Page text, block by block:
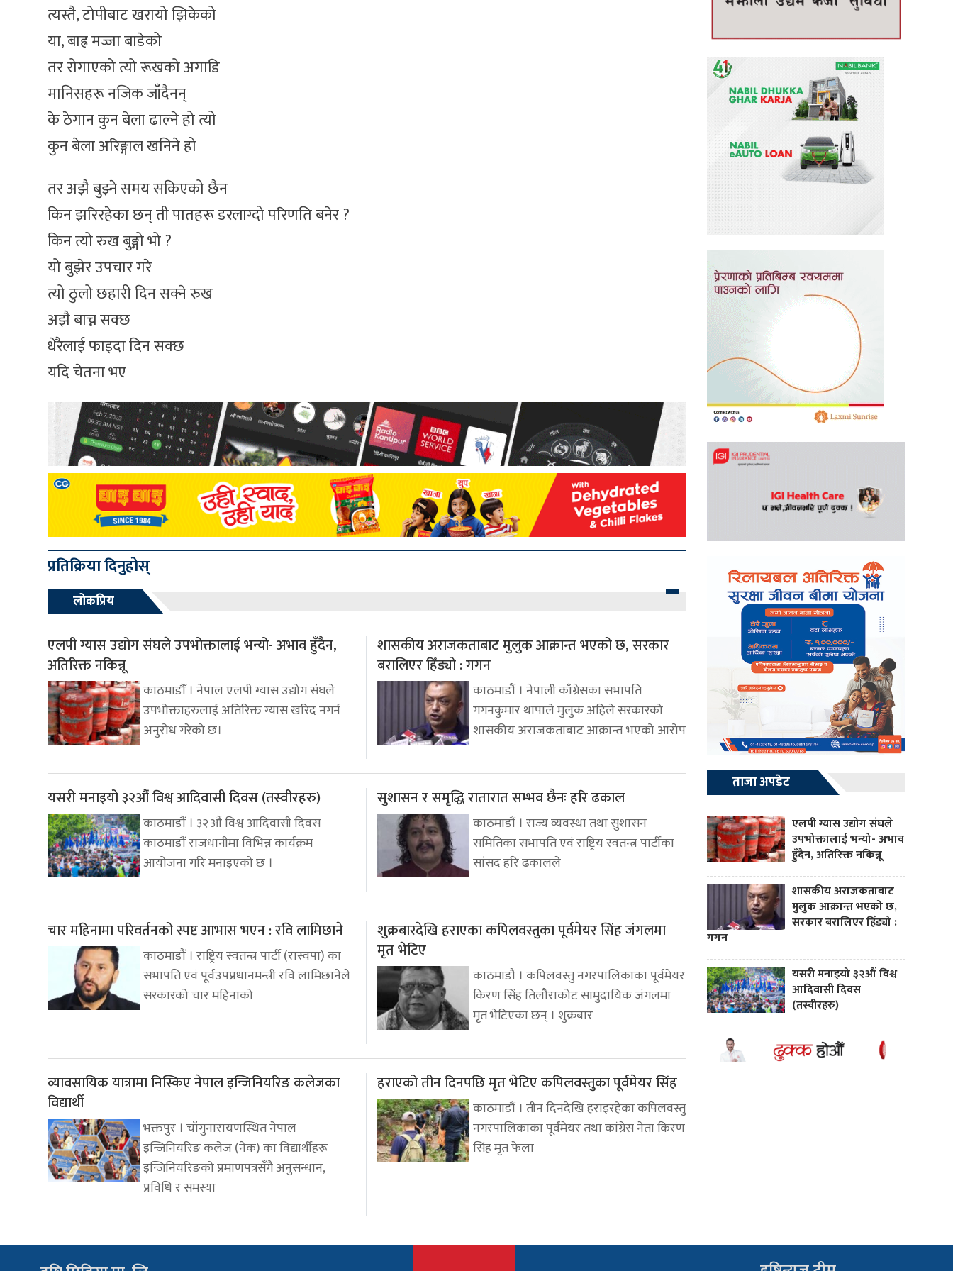
त्यस्तै, टोपीबाट खरायो झिकेको
या, बाह्र मज्जा बाडेको
तर रोगाएको त्यो रूखको अगाडि
मानिसहरू नजिक जाँदैनन्
के ठेगान कुन बेला ढाल्ने हो त्यो
कुन बेला अरिङ्गाल खनिने हो
तर अझै बुझ्ने समय सकिएको छैन
किन झरिरहेका छन् ती पातहरू डरलाग्दो परिणति बनेर ?
किन त्यो रुख बुङ्गो भो ?
यो बुझेर उपचार गरे
त्यो ठुलो छहारी दिन सक्ने रुख
अझै बाच्न सक्छ
धेरैलाई फाइदा दिन सक्छ
यदि चेतना भए
प्रतिक्रिया दिनुहोस्
लोकप्रिय
एलपी ग्यास उद्योग संघले उपभोक्तालाई भन्यो- अभाव हुँदैन,
अतिरिक्त नकिन्नू
काठमाडौँ । नेपाल एलपी ग्यास उद्योग संघले
उपभोक्ताहरुलाई अतिरिक्त ग्यास खरिद नगर्न
अनुरोध गरेको छ।
शासकीय अराजकताबाट मुलुक आक्रान्त भएको छ, सरकार
बरालिएर हिँड्यो : गगन
काठमाडौं । नेपाली काँग्रेसका सभापति
गगनकुमार थापाले मुलुक अहिले सरकारको
शासकीय अराजकताबाट आक्रान्त भएको आरोप
यसरी मनाइयो ३२औं विश्व आदिवासी दिवस (तस्वीरहरु)
काठमाडौं । ३२औं विश्व आदिवासी दिवस
काठमाडौं राजधानीमा विभिन्न कार्यक्रम
आयोजना गरि मनाइएको छ ।
सुशासन र समृद्धि रातारात सम्भव छैनः हरि ढकाल
काठमाडौं । राज्य व्यवस्था तथा सुशासन
समितिका सभापति एवं राष्ट्रिय स्वतन्त्र पार्टीका
सांसद हरि ढकालले
चार महिनामा परिवर्तनको स्पष्ट आभास भएन : रवि लामिछाने
काठमाडौं । राष्ट्रिय स्वतन्त्र पार्टी (रास्वपा) का
सभापति एवं पूर्वउपप्रधानमन्त्री रवि लामिछानेले
सरकारको चार महिनाको
शुक्रबारदेखि हराएका कपिलवस्तुका पूर्वमेयर सिंह जंगलमा
मृत भेटिए
काठमाडौं । कपिलवस्तु नगरपालिकाका पूर्वमेयर
किरण सिंह तिलौराकोट सामुदायिक जंगलमा
मृत भेटिएका छन् । शुक्रबार
व्यावसायिक यात्रामा निस्किए नेपाल इन्जिनियरिङ कलेजका
विद्यार्थी
भक्तपुर । चाँगुनारायणस्थित नेपाल
इन्जिनियरिङ कलेज (नेक) का विद्यार्थीहरू
इन्जिनियरिङको प्रमाणपत्रसँगै अनुसन्धान,
प्रविधि र समस्या
हराएको तीन दिनपछि मृत भेटिए कपिलवस्तुका पूर्वमेयर सिंह
काठमाडौं । तीन दिनदेखि हराइरहेका कपिलवस्तु
नगरपालिकाका पूर्वमेयर तथा कांग्रेस नेता किरण
सिंह मृत फेला
ताजा अपडेट
एलपी ग्यास उद्योग संघले
उपभोक्तालाई भन्यो- अभाव
हुँदैन, अतिरिक्त नकिन्नू
शासकीय अराजकताबाट
मुलुक आक्रान्त भएको छ,
सरकार बरालिएर हिँड्यो :
गगन
यसरी मनाइयो ३२औं विश्व
आदिवासी दिवस
(तस्वीरहरु)